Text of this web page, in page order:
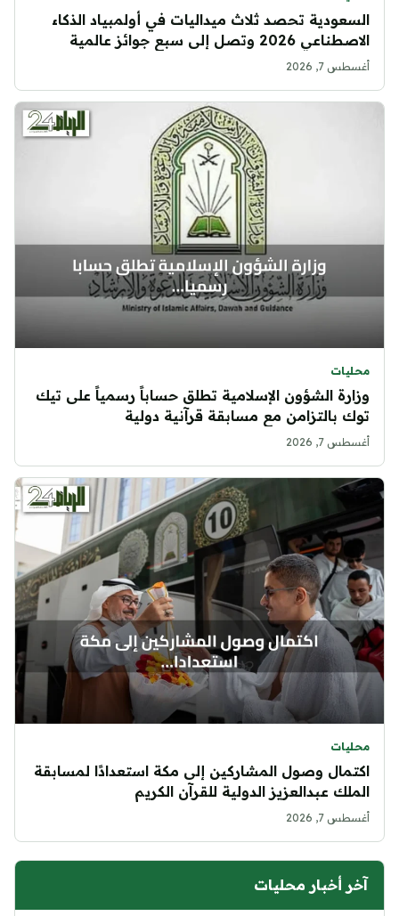
السعودية تحصد ثلاث ميداليات في أولمبياد الذكاء
الاصطناعي 2026 وتصل إلى سبع جوائز عالمية
أغسطس 7, 2026
محليات
وزارة الشؤون الإسلامية تطلق حساباً رسمياً على تيك
توك بالتزامن مع مسابقة قرآنية دولية
أغسطس 7, 2026
محليات
اكتمال وصول المشاركين إلى مكة استعدادًا لمسابقة
الملك عبدالعزيز الدولية للقرآن الكريم
أغسطس 7, 2026
آخر أخبار محليات